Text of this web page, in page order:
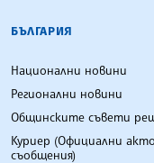
БЪЛГАРСКА
БЪЛГАРИЯ
Национални новини
Регионални новини
Общинските съвети
Куриер (Официални
съобщения)